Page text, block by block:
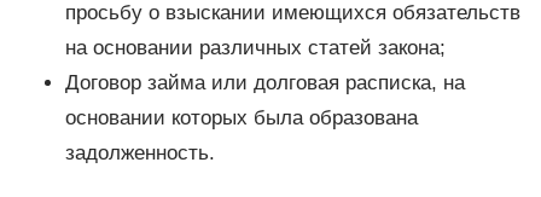
просьбу о взыскании имеющихся обязательств
на основании различных статей закона;
Договор займа или долговая расписка, на
основании которых была образована
задолженность.